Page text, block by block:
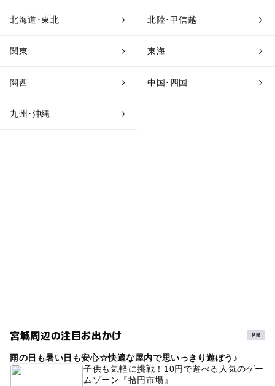
北海道･東北 北陸･甲信越
関東 東海
関西 中国･四国
九州･沖縄
宮城周辺の注目お出かけ
雨の日も暑い日も安心☆快適な屋内で思いっきり遊ぼう♪
子供も気軽に挑戦！10円で遊べる人気のゲー
ムゾーン『拾円市場』